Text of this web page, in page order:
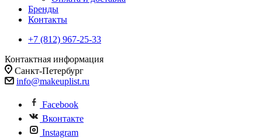
Бренды
Контакты
+7 (812) 967-25-33
Контактная информация
Санкт-Петербург
info@makeuplist.ru
Facebook
Вконтакте
Instagram